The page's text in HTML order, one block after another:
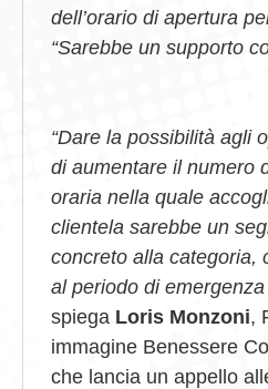
dell’orario di apertura
“Sarebbe un supporto
“Dare la possibilità agli
di aumentare il numero
oraria nella quale
clientela sarebbe un
concreto alla categoria,
al periodo di
spiega Loris Monzoni,
immagine Benessere
che lancia un appello